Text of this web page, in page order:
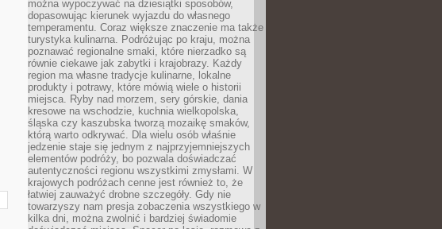
można wypoczywać na dziesiątki sposobów,
dopasowując kierunek wyjazdu do własnego
temperamentu. Coraz większe znaczenie ma także
turystyka kulinarna. Podróżując po kraju, można
poznawać regionalne smaki, które nierzadko są
równie ciekawe jak zabytki i krajobrazy. Każdy
region ma własne tradycje kulinarne, lokalne
produkty i potrawy, które mówią wiele o historii
miejsca. Ryby nad morzem, sery górskie, dania
kresowe na wschodzie, kuchnia wielkopolska,
śląska czy kaszubska tworzą mozaikę smaków,
którą warto odkrywać. Dla wielu osób właśnie
jedzenie staje się jednym z najprzyjemniejszych
elementów podróży, bo pozwala doświadczać
autentyczności regionu wszystkimi zmysłami. W
krajowych podróżach cenne jest również to, że
łatwiej zauważyć drobne szczegóły. Gdy nie
towarzyszy nam presja zobaczenia wszystkiego w
kilka dni, można zwolnić i bardziej świadomie